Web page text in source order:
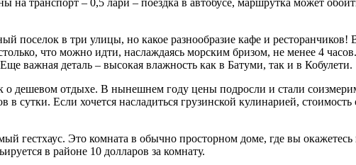
транспорт – 0,5 лари – поездка в автобусе, маршрутка может
поселок в три улицы, но какое разнообразие кафе и
что можно идти, наслаждаясь морским бризом, не менее 4
важная деталь – высокая влажность как в Батуми, так и в Кобулети.
о дешевом отдыхе. В нынешнем году цены подросли и стали
в сутки. Если хочется насладиться грузинской кулинарией,
гестхаус. Это комната в обычно просторном доме, где вы
в районе 10 долларов за комнату.